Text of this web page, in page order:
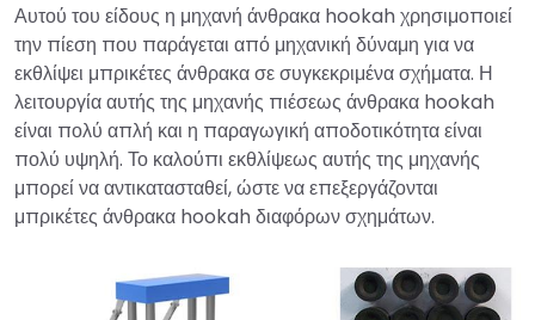
Αυτού του είδους η μηχανή άνθρακα hookah χρησιμοποιεί
την πίεση που παράγεται από μηχανική δύναμη για να
εκθλίψει μπρικέτες άνθρακα σε συγκεκριμένα σχήματα. Η
λειτουργία αυτής της μηχανής πιέσεως άνθρακα hookah
είναι πολύ απλή και η παραγωγική αποδοτικότητα είναι
πολύ υψηλή. Το καλούπι εκθλίψεως αυτής της μηχανής
μπορεί να αντικατασταθεί, ώστε να επεξεργάζονται
μπρικέτες άνθρακα hookah διαφόρων σχημάτων.